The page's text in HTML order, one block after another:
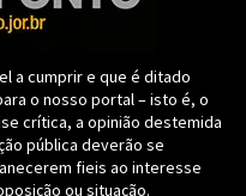
a cumprir e que é ditado
o nosso portal – isto é, o
crítica, a opinião destemida
pública deverão se
fieis ao interesse
ou situação.